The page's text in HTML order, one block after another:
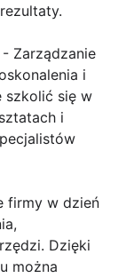
Zarządzanie
i
szkolić się w
i
firmy w dzień
Dzięki
można